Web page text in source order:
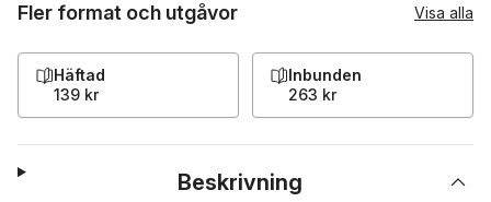
Fler format och utgåvor Visa alla
Häftad
139 kr
Inbunden
263 kr
Beskrivning